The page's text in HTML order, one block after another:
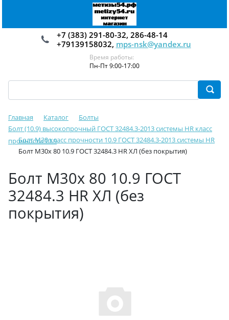
+7 (383) 291-80-32, 286-48-14
+79139158032, mps-nsk@yandex.ru
Время работы:
Пн-Пт 9:00-17:00
Главная Каталог
Болты
Болт (10.9) высокопрочный ГОСТ 32484.3-2013 системы HR класс
прочности 10.9
Болт М30 класс прочности 10.9 ГОСТ 32484.3-2013 системы HR
Болт М30х 80 10.9 ГОСТ 32484.3 HR ХЛ (без покрытия)
Болт М30х 80 10.9 ГОСТ
32484.3 HR ХЛ (без
покрытия)